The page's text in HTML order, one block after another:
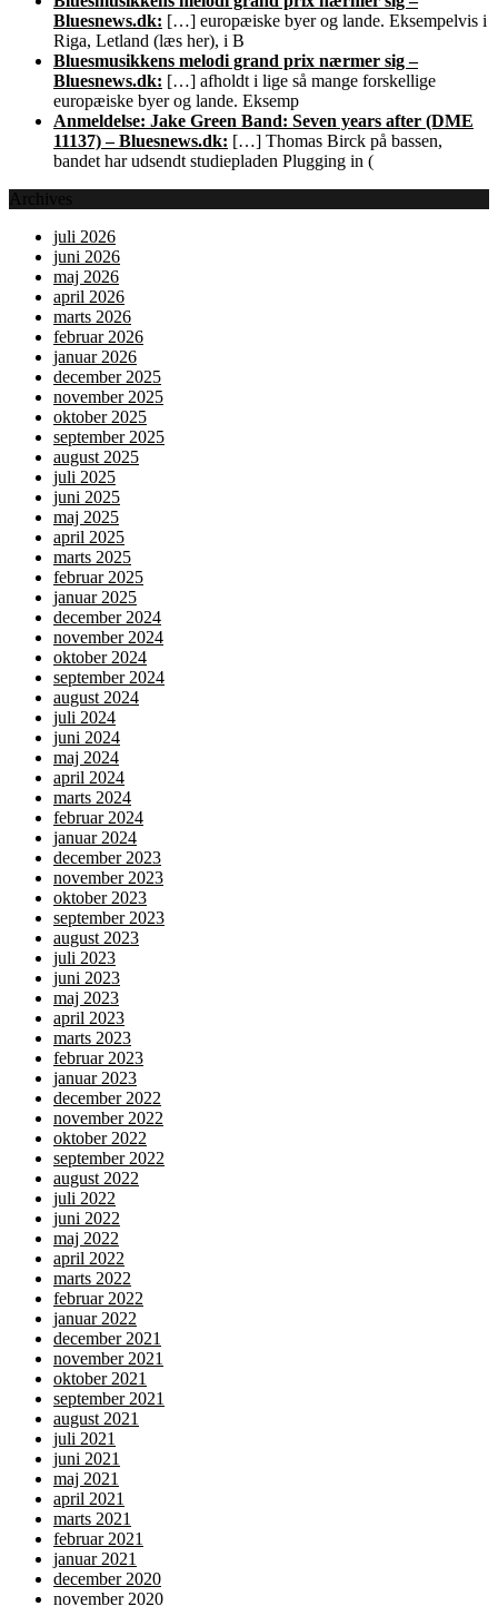
Bluesnews.dk: […] europæiske byer og lande. Eksempelvis i
Riga, Letland (læs her), i B
Bluesmusikkens melodi grand prix nærmer sig –
Bluesnews.dk: […] afholdt i lige så mange forskellige
europæiske byer og lande. Eksemp
Anmeldelse: Jake Green Band: Seven years after (DME
11137) – Bluesnews.dk: […] Thomas Birck på bassen,
bandet har udsendt studiepladen Plugging in (
Archives
juli 2026
juni 2026
maj 2026
april 2026
marts 2026
februar 2026
januar 2026
december 2025
november 2025
oktober 2025
september 2025
august 2025
juli 2025
juni 2025
maj 2025
april 2025
marts 2025
februar 2025
januar 2025
december 2024
november 2024
oktober 2024
september 2024
august 2024
juli 2024
juni 2024
maj 2024
april 2024
marts 2024
februar 2024
januar 2024
december 2023
november 2023
oktober 2023
september 2023
august 2023
juli 2023
juni 2023
maj 2023
april 2023
marts 2023
februar 2023
januar 2023
december 2022
november 2022
oktober 2022
september 2022
august 2022
juli 2022
juni 2022
maj 2022
april 2022
marts 2022
februar 2022
januar 2022
december 2021
november 2021
oktober 2021
september 2021
august 2021
juli 2021
juni 2021
maj 2021
april 2021
marts 2021
februar 2021
januar 2021
december 2020
november 2020